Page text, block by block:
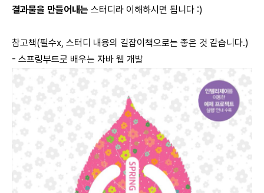
결과물을 만들어내는 스터디라 이해하시면 됩니다 :)
참고책(필수x, 스터디 내용의 길잡이책으로는 좋은 것 같습니다.)
- 스프링부트로 배우는 자바 웹 개발